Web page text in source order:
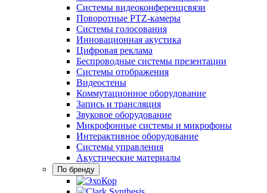
Системы видеоконференцсвязи
Поворотные PTZ-камеры
Системы голосования
Инновационная акустика
Цифровая реклама
Беспроводные системы презентации
Системы отображения
Видеостены
Коммутационное оборудование
Запись и трансляция
Звуковое оборудование
Микрофонные системы и микрофоны
Интерактивное оборудование
Системы управления
Акустические материалы
По бренду